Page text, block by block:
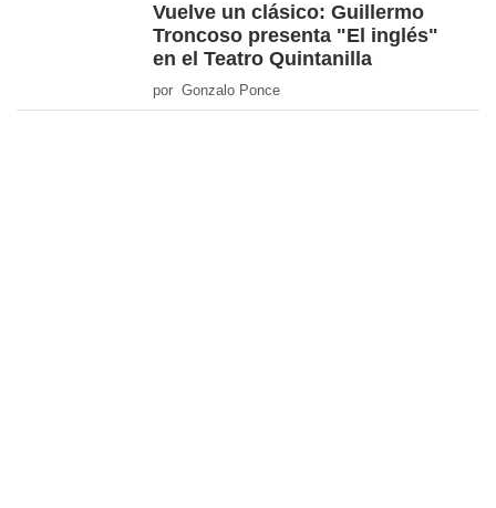
Vuelve un clásico: Guillermo
Troncoso presenta "El inglés"
en el Teatro Quintanilla
por Gonzalo Ponce